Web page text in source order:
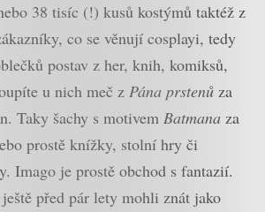
38 tisíc (!) kusů kostýmů taktéž z
co se věnují cosplayi, tedy
postav z her, knih, komiksů,
u nich meč z Pána prstenů za
Taky šachy s motivem Batmana za
prostě knížky, stolní hry či
Imago je prostě obchod s fantazií.
před pár lety mohli znát jako